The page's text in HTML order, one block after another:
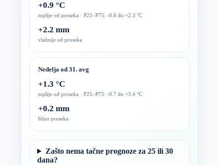
+0.9 °C
toplije od proseka · P25–P75: -0.6 do +2.3 °C
+2.2 mm
vlažnije od proseka
Nedelja od 31. avg
+1.3 °C
toplije od proseka · P25–P75: -0.7 do +3.4 °C
+0.2 mm
blizu proseka
Zašto nema tačne prognoze za 25 ili 30
dana?